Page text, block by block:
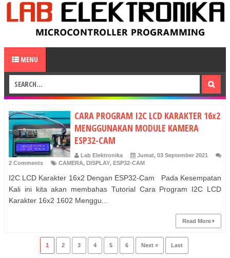
MENU
CARA PROGRAM I2C LCD KARAKTER 16x2
MENGGUNAKAN MODULE KAMERA
ESP32-CAM
Lab Elektronika
Jumat, 03 September 2021
2 Comments
CAMERA, DISPLAY, ESP32-CAM
I2C LCD Karakter 16x2 Dengan ESP32-Cam Pada Kesempatan
Kali ini kita akan membahas Tutorial Cara Program I2C LCD
Karakter 16x2 1602 Menggu...
Read More
1 2 3 4 5 6 Next » Last